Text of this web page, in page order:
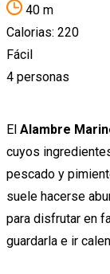
40 m
Calorias: 220
Fácil
4 personas
El Alambre
cuyos
pescado y
suele hacerse
para disfrutar en
guardarla e ir